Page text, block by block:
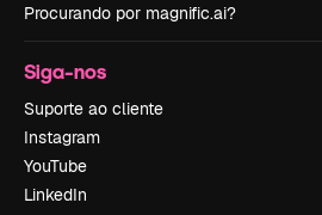
Procurando por magnific.ai?
Siga-nos
Suporte ao cliente
Instagram
YouTube
LinkedIn